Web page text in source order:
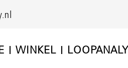
WINKEL